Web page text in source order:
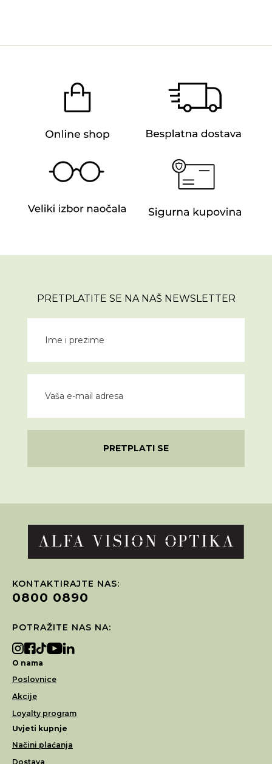
PRETPLATITE SE NA NAŠ NEWSLETTER
PRETPLATI SE
KONTAKTIRAJTE NAS:
0800 0890
POTRAŽITE NAS NA:
O nama
Poslovnice
Akcije
Loyalty program
Uvjeti kupnje
Načini plaćanja
Dostava